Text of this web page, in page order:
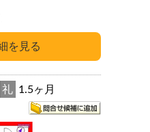
礼 1.5ヶ月